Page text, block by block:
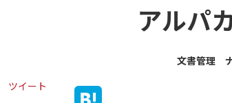
アルパ
文書管理
ツイート